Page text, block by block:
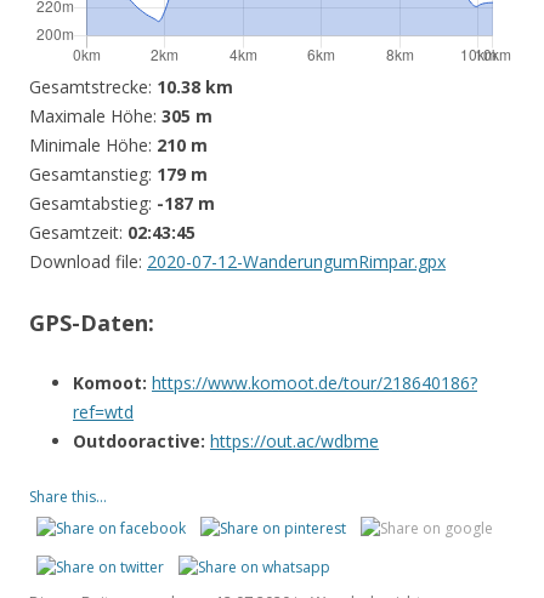
Gesamtstrecke: 10.38 km
Maximale Höhe: 305 m
Minimale Höhe: 210 m
Gesamtanstieg: 179 m
Gesamtabstieg: -187 m
Gesamtzeit: 02:43:45
Download file: 2020-07-12-WanderungumRimpar.gpx
GPS-Daten:
Komoot: https://www.komoot.de/tour/218640186?
ref=wtd
Outdooractive: https://out.ac/wdbme
Share this...